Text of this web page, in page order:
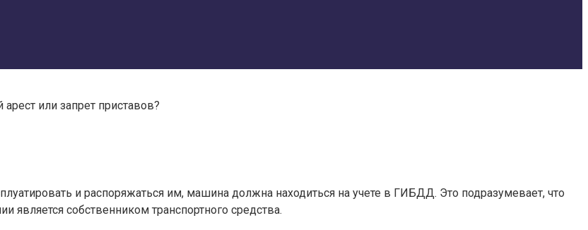
или запрет приставов?
и распоряжаться им, машина должна находиться на учете в ГИБДД. Это подразумевает, что
является собственником транспортного средства.